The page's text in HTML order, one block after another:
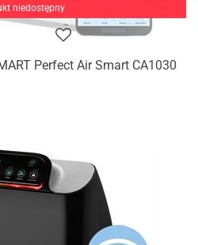
niedostępny
Perfect Air Smart CA1030